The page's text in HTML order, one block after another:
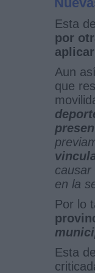
Esta
por
Aun
que
en la
Por lo
Esta